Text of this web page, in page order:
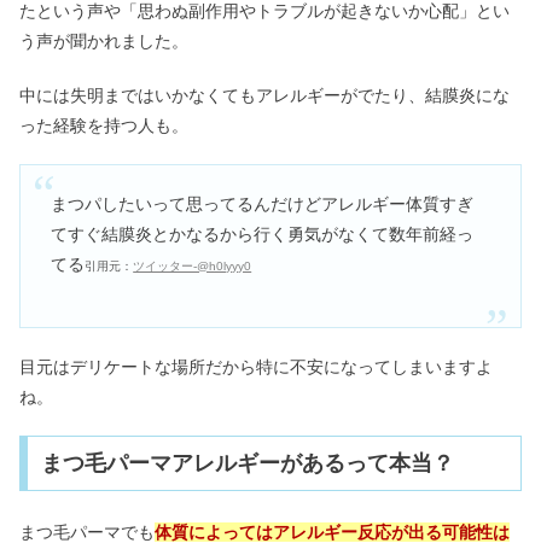
たという声や「思わぬ副作用やトラブルが起きないか心配」とい
う声が聞かれました。
中には失明まではいかなくてもアレルギーがでたり、結膜炎にな
った経験を持つ人も。
まつパしたいって思ってるんだけどアレルギー体質すぎ
てすぐ結膜炎とかなるから行く勇気がなくて数年前経っ
てる 引用元： ツイッター-@h0lyyy0
目元はデリケートな場所だから特に不安になってしまいますよ
ね。
まつ毛パーマアレルギーがあるって本当？
まつ毛パーマでも体質によってはアレルギー反応が出る可能性は